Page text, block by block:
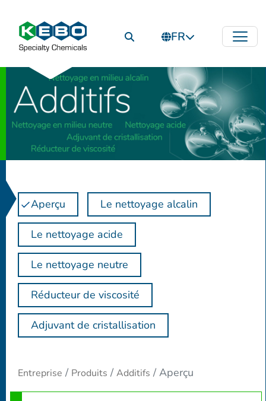
FR
Aperçu Le nettoyage alcalin
Le nettoyage acide
Le nettoyage neutre
Réducteur de viscosité
Adjuvant de cristallisation
Entreprise Produits Additifs Aperçu